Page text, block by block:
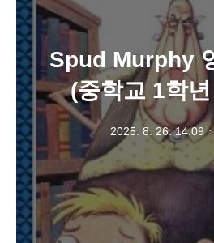
Spud Murphy
(중학교 1학
2025. 8. 26. 14:09